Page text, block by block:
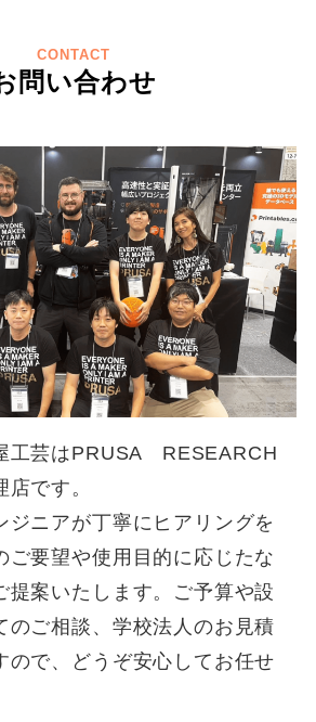
CONTACT
問い合わせ
工芸はPRUSA RESEARCH
です。
ジニアが丁寧にヒアリングを
ご要望や使用目的に応じたな
提案いたします。ご予算や設
のご相談、学校法人のお見積
ので、どうぞ安心してお任せ